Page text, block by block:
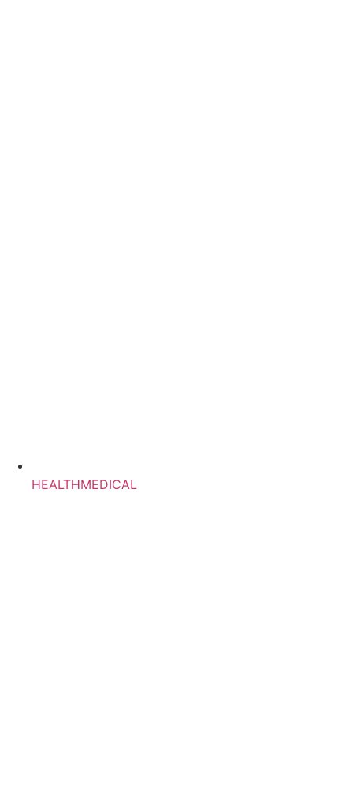
HEALTHMEDICAL